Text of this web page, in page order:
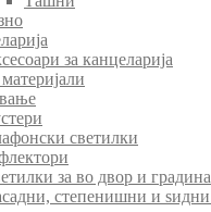
за канцеларија
светилки
за во двор и градина
степенишни и ѕидни